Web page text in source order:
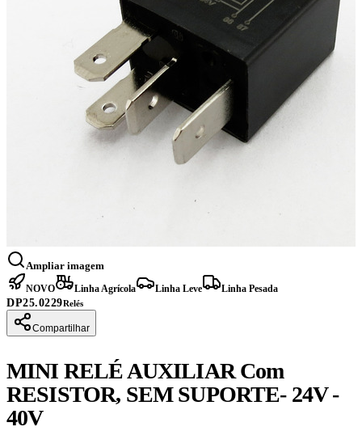
Ampliar imagem
NOVO Linha Agrícola Linha Leve Linha Pesada
DP25.0229Relés
Compartilhar
MINI RELÉ AUXILIAR Com
RESISTOR, SEM SUPORTE- 24V -
40V